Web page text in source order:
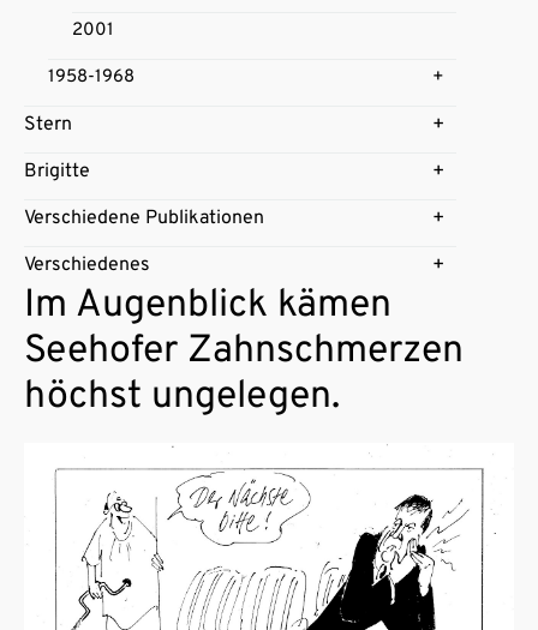
2001
1958-1968
Stern
Brigitte
Verschiedene Publikationen
Verschiedenes
Im Augenblick kämen
Seehofer Zahnschmerzen
höchst ungelegen.